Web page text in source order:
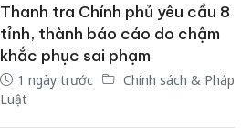
Thanh tra Chính phủ yêu cầu 8
tỉnh, thành báo cáo do chậm
khắc phục sai phạm
1 ngày trước
Chính sách & Pháp
Luật